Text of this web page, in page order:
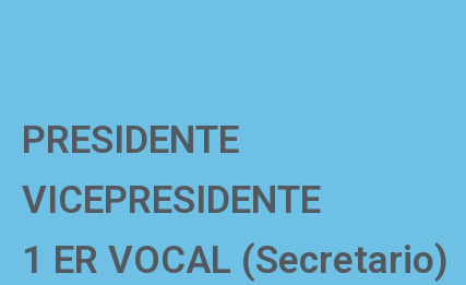
PRESIDENTE
VICEPRESIDENTE
1 ER VOCAL (Secretario)